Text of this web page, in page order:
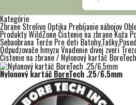
Kategórie
Zbrane Strelivo Optika Prebíjanie nábojov
Produkty WildZoneČistenie na zbraneKoža
Sebaobrana Terče Pre deti
Odpudzovače hmyzu Vnadenie divej zveri
Čistenie na zbrane/ Nylonový kartáč
Nylonový kartáč BoreTech .25/6,5mm